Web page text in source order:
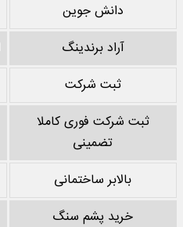
دانش جوین
آراد برندینگ
ثبت شرکت
ثبت شرکت فوری کاملا
تضمینی
بالابر ساختمانی
خرید پشم سنگ